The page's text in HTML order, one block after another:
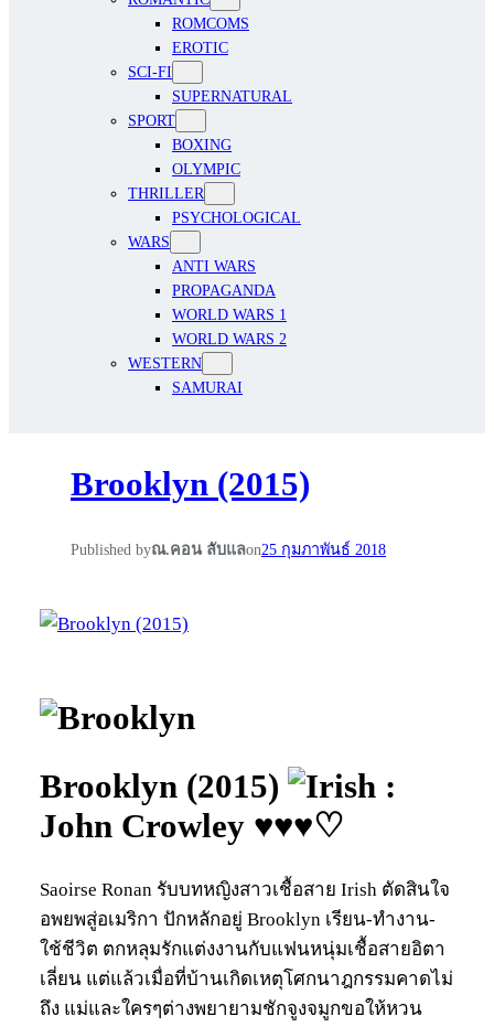
ROMCOMS
EROTIC
SCI-FI
SUPERNATURAL
SPORT
BOXING
OLYMPIC
THRILLER
PSYCHOLOGICAL
WARS
ANTI WARS
PROPAGANDA
WORLD WARS 1
WORLD WARS 2
WESTERN
SAMURAI
Brooklyn (2015)
Published byณ.คอน ลับแลon25 กุมภาพันธ์ 2018
Brooklyn (2015)
:
John Crowley ♥♥♥♡
Saoirse Ronan รับบทหญิงสาวเชื้อสาย Irish ตัดสินใจ
อพยพสู่อเมริกา ปักหลักอยู่ Brooklyn เรียน-ทำงาน-
ใช้ชีวิต ตกหลุมรักแต่งงานกับแฟนหนุ่มเชื้อสายอิตา
เลี่ยน แต่แล้วเมื่อที่บ้านเกิดเหตุโศกนาฎกรรมคาดไม่
ถึง แม่และใครๆต่างพยายามชักจูงจมูกขอให้หวน